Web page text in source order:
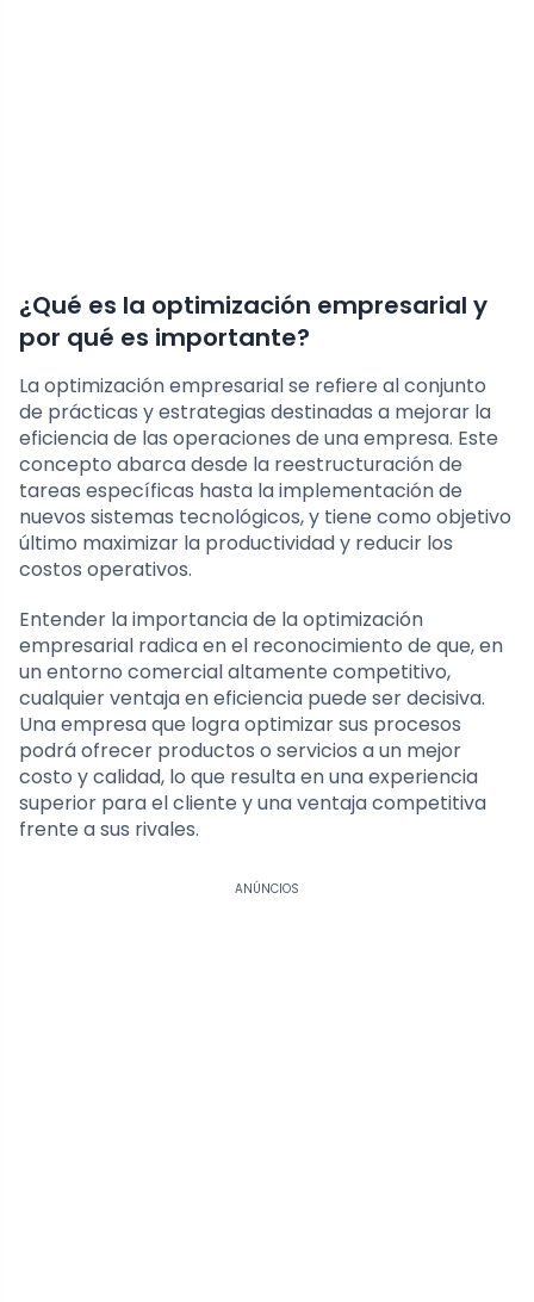
¿Qué es la optimización empresarial y
por qué es importante?
La optimización empresarial se refiere al conjunto
de prácticas y estrategias destinadas a mejorar la
eficiencia de las operaciones de una empresa. Este
concepto abarca desde la reestructuración de
tareas específicas hasta la implementación de
nuevos sistemas tecnológicos, y tiene como objetivo
último maximizar la productividad y reducir los
costos operativos.
Entender la importancia de la optimización
empresarial radica en el reconocimiento de que, en
un entorno comercial altamente competitivo,
cualquier ventaja en eficiencia puede ser decisiva.
Una empresa que logra optimizar sus procesos
podrá ofrecer productos o servicios a un mejor
costo y calidad, lo que resulta en una experiencia
superior para el cliente y una ventaja competitiva
frente a sus rivales.
ANÚNCIOS